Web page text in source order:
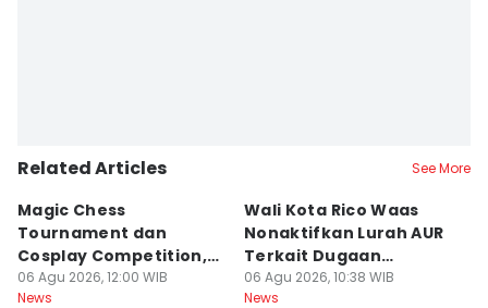
Related Articles See More
Magic Chess
Tournament dan
Cosplay Competition,
Catat Tanggalnya
06 Agu 2026, 12:00 WIB
News
Wali Kota Rico Waas
Nonaktifkan Lurah AUR
Terkait Dugaan
Pungutan Liar
06 Agu 2026, 10:38 WIB
News